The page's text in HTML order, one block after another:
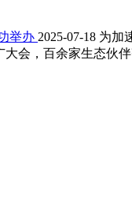
举办 2025-07-18 为加
会，百余家生态伙